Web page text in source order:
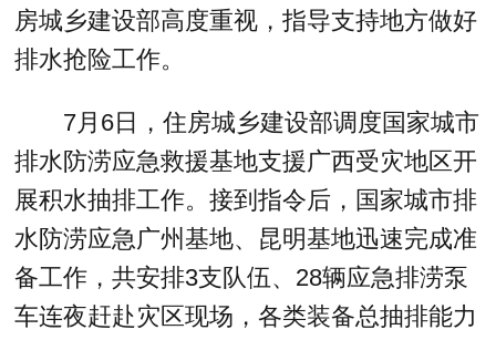
房城乡建设部高度重视，指导支持地方做好
排水抢险工作。
7月6日，住房城乡建设部调度国家城市
排水防涝应急救援基地支援广西受灾地区开
展积水抽排工作。接到指令后，国家城市排
水防涝应急广州基地、昆明基地迅速完成准
备工作，共安排3支队伍、28辆应急排涝泵
车连夜赶赴灾区现场，各类装备总抽排能力